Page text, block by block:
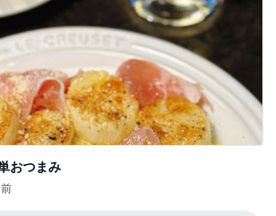
おつまみ